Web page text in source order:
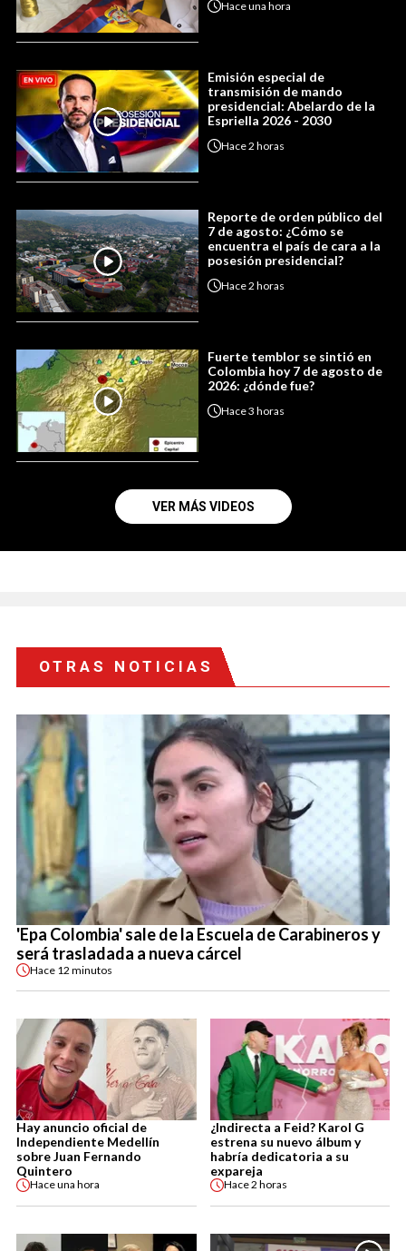
Haceuna hora
Emisión especial de
transmisión de mando
presidencial: Abelardo de la
Espriella 2026 - 2030
Hace2 horas
Reporte de orden público del
7 de agosto: ¿Cómo se
encuentra el país de cara a la
posesión presidencial?
Hace2 horas
Fuerte temblor se sintió en
Colombia hoy 7 de agosto de
2026: ¿dónde fue?
Hace3 horas
VER MÁS VIDEOS
OTRAS NOTICIAS
'Epa Colombia' sale de la Escuela de Carabineros y
será trasladada a nueva cárcel
Hace 12 minutos
Hay anuncio oficial de
Independiente Medellín
sobre Juan Fernando
Quintero
Haceuna hora
¿Indirecta a Feid? Karol G
estrena su nuevo álbum y
habría dedicatoria a su
expareja
Hace2 horas